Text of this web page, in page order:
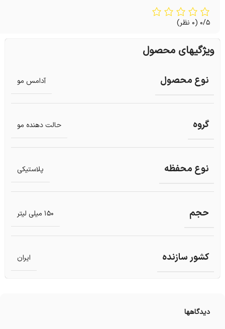
0/5 (0 نظر)
ویژگیهای محصول
نوع محصول آدامس مو
گروه حالت دهنده مو
نوع محفظه پلاستیکی
حجم 150 میلی لیتر
کشور سازنده ایران
دیدگاهها